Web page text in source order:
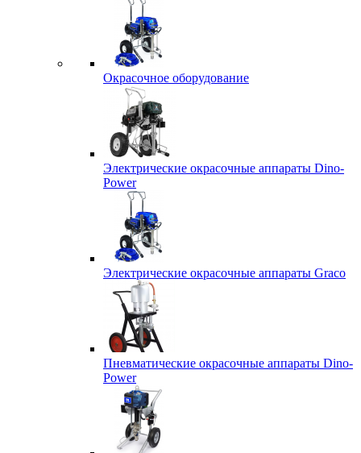
Окрасочное оборудование
Электрические окрасочные аппараты Dino-
Power
Электрические окрасочные аппараты Graco
Пневматические окрасочные аппараты Dino-
Power